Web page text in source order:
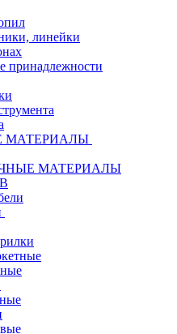
линейки
принадлежности
МАТЕРИАЛЫ
МАТЕРИАЛЫ